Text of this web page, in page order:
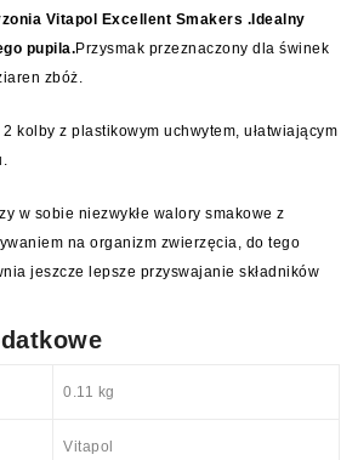
Vitapol Excellent Smakers .Idealny
pupila.Przysmak przeznaczony dla świnek
zbóż.
kolby z plastikowym uchwytem, ułatwiającym
w sobie niezwykłe walory smakowe z
na organizm zwierzęcia, do tego
jeszcze lepsze przyswajanie składników
0.11 kg
Vitapol